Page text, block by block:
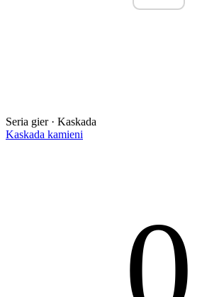
Seria gier · Kaskada
Kaskada kamieni